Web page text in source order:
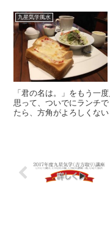
九星気学風水
「君の名は。」をもう一
思って、ついでにランチ
たら、方角がよろしくない・・